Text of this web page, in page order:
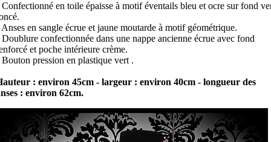
Confectionné en toile épaisse à motif éventails bleu et ocre sur fond
Anses en sangle écrue et jaune moutarde à motif géométrique.
Doublure confectionnée dans une nappe ancienne écrue avec fond
et poche intérieure crème.
Bouton pression en plastique vert .
: environ 45cm - largeur : environ 40cm - longueur des
: environ 62cm.